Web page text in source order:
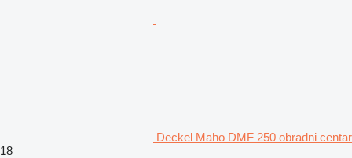
Deckel Maho DMF 250 obradni centar
18